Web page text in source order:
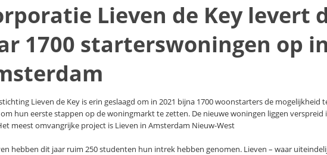
Lieven de Key levert
1700 starterswoningen op in
Lieven de Key is erin geslaagd om in 2021 bijna 1700 woonstarters de mogelijkheid
hun eerste stappen op de woningmarkt te zetten. De nieuwe woningen liggen verspreid
meest omvangrijke project is Lieven in Amsterdam Nieuw-West
hebben dit jaar ruim 250 studenten hun intrek hebben genomen. Lieven – waar